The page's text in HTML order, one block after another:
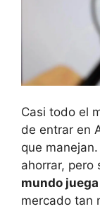
Casi todo el
de entrar en
que
ahorrar, pero
mundo
mercado tan